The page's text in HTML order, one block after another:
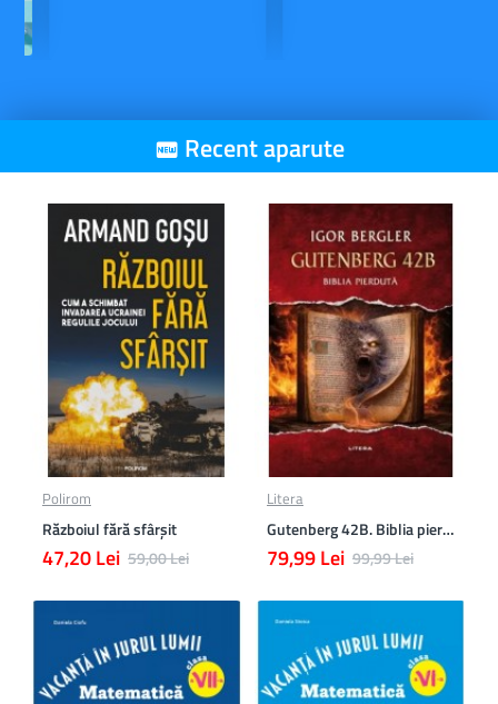
Recent aparute
Polirom
Războiul fără sfârşit
47,20 Lei 59,00 Lei
Litera
Gutenberg 42B. Biblia pierduta
79,99 Lei 99,99 Lei